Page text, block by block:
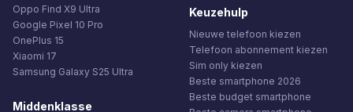
Oppo Find X9 Ultra
Google Pixel 10 Pro
OnePlus 15
Xiaomi 17
Samsung Galaxy S25 Ultra
Middenklasse
Keuzehulp
Nieuwe telefoon kiezen
Telefoon abonnement kiezen
Sim only kiezen
Beste smartphone 2026
Beste budget smartphone